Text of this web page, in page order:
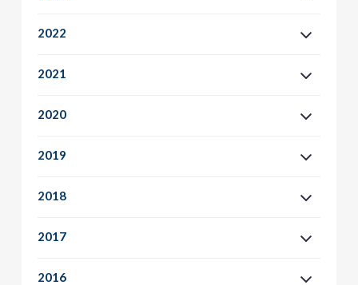
2022
2021
2020
2019
2018
2017
2016